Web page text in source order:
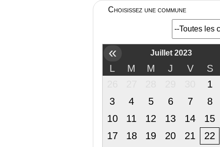
Choisissez une commune
« Juillet 2023
L M M J V
S
1
3
4 5 6 7
8
10
11 12 13 14
15
17
18 19 20 21
22